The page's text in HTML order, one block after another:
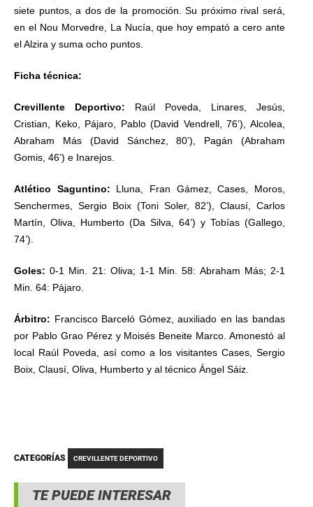
TE PUEDE INTERESAR
siete puntos, a dos de la promoción. Su próximo rival será,
en el Nou Morvedre, La Nucía, que hoy empató a cero ante
el Alzira y suma ocho puntos.
Ficha técnica:
Crevillente Deportivo: Raúl Poveda, Linares, Jesús,
Cristian, Keko, Pájaro, Pablo (David Vendrell, 76’), Alcolea,
Abraham Más (David Sánchez, 80’), Pagán (Abraham
Gomis, 46’) e Inarejos.
Atlético Saguntino: Lluna, Fran Gámez, Cases, Moros,
Senchermes, Sergio Boix (Toni Soler, 82’), Clausí, Carlos
Martín, Oliva, Humberto (Da Silva, 64’) y Tobías (Gallego,
74’).
Goles:0-1 Min. 21: Oliva; 1-1 Min. 58: Abraham Más; 2-1
Min. 64: Pájaro.
Árbitro: Francisco Barceló Gómez, auxiliado en las bandas
por Pablo Grao Pérez y Moisés Beneite Marco. Amonestó al
local Raúl Poveda, así como a los visitantes Cases, Sergio
Boix, Clausí, Oliva, Humberto y al técnico Ángel Sáiz.
CATEGORÍAS CREVILLENTE DEPORTIVO